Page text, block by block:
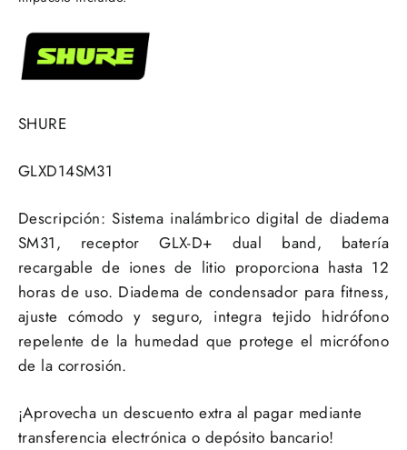
SHURE
GLXD14SM31
Descripción: Sistema inalámbrico digital de diadema
SM31, receptor GLX-D+ dual band, batería
recargable de iones de litio proporciona hasta 12
horas de uso. Diadema de condensador para fitness,
ajuste cómodo y seguro, integra tejido hidrófono
repelente de la humedad que protege el micrófono
de la corrosión.
¡Aprovecha un descuento extra al pagar mediante
transferencia electrónica o depósito bancario!